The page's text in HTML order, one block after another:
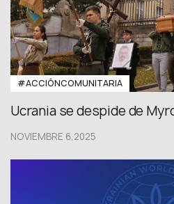
#ACCIÓNCOMUNITARIA
Ucrania se despide de
NOVIEMBRE 6,2025